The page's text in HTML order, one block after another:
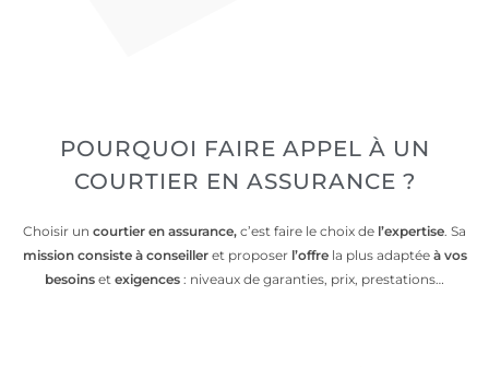
POURQUOI FAIRE APPEL À UN
COURTIER EN ASSURANCE ?
Choisir un courtier en assurance, c’est faire le choix de l’expertise. Sa
mission consiste à conseilleret proposer l’offre la plus adaptée à vos
besoins et exigences : niveaux de garanties, prix, prestations…